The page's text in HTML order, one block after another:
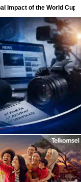
Impact of the World Cup